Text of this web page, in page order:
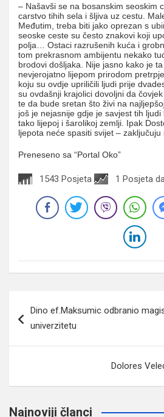
– Našavši se na bosanskim seoskim
carstvo tihih sela i šljiva uz cestu.
Međutim, treba biti jako oprezan s
seoske ceste su često znakovi koji
polja… Ostaci razrušenih kuća i
tom prekrasnom ambijentu nekako
brodovi došljaka. Nije jasno kako je
nevjerojatno lijepom prirodom
koju su ovdje upriličili ljudi prije
su ovdašnji krajolici dovoljni da
te da bude sretan što živi na
još je nejasnije gdje je savjest tih
tako lijepoj i šarolikoj zemlji. Ipak
ljepota neće spasiti svijet – zaključuju
Preneseno sa “Portal Oko”
1543 Posjeta 1 Posjeta
članaka
Dino ef.Maksumic odbranio
univerzitetu
Dolores
Najnoviji članci